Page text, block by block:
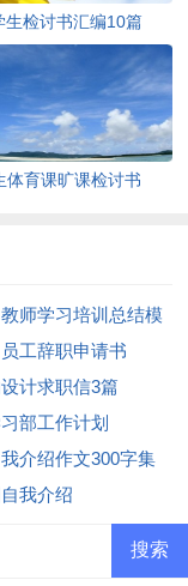
生检讨书汇编10篇
体育课旷课检讨书
教师学习培训总结模
工辞职申请书
计求职信3篇
部工作计划
介绍作文300字集
我介绍